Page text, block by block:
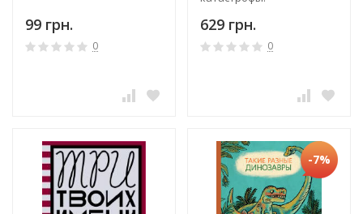
99 грн.
0
гиподинамический
синдромы
629 грн.
0
-7%